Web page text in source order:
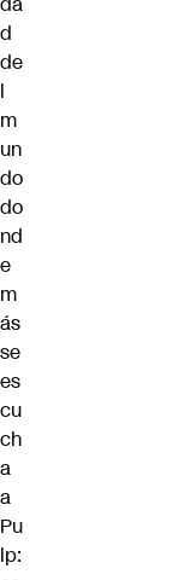
d
de
l
m
un
do
do
nd
e
m
ás
se
es
cu
ch
a
a
Pu
lp: